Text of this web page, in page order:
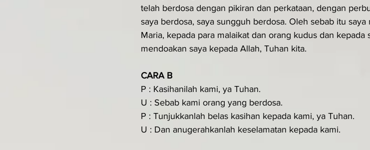
telah berdosa dengan pikiran dan perkataan, dengan
saya berdosa, saya sungguh berdosa. Oleh sebab itu
Maria, kepada para malaikat dan orang kudus dan kepada
mendoakan saya kepada Allah, Tuhan kita.
CARA B
P : Kasihanilah kami, ya Tuhan.
U : Sebab kami orang yang berdosa.
P : Tunjukkanlah belas kasihan kepada kami, ya Tuhan.
U : Dan anugerahkanlah keselamatan kepada kami.